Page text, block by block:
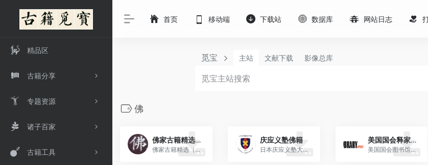
精品区
古籍分享
专题资源
诸子百家
古籍工具
首页 移动端 下载站 数据库 网站日志
觅宝 主站 文献下载 影像总库
佛
佛家古籍精选（美日韩馆藏）
佛家古籍精选（美日韩馆藏）
庆应义塾佛籍
日本庆应义塾大学图书馆所藏汉文佛经
美国国会释家类古籍
美国国会图书馆释家类古籍